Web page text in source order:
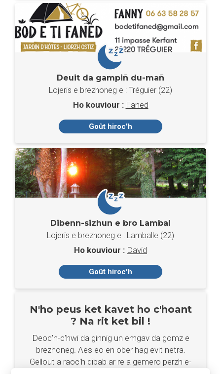
Deuit da gampiñ du-mañ
Lojeris e brezhoneg e : Tréguier (22)
Ho kouviour : Faned
Goût hiroc'h
Dibenn-sizhun e bro Lambal
Lojeris e brezhoneg e : Lamballe (22)
Ho kouviour : David
Goût hiroc'h
N'ho peus ket kavet ho c'hoant
? Na rit ket bil !
Deoc'h-c'hwi da ginnig un emgav da gomz e
brezhoneg. Aes eo en ober hag evit netra.
Gellout a raoc'h dibab ar re a gemero perzh e-